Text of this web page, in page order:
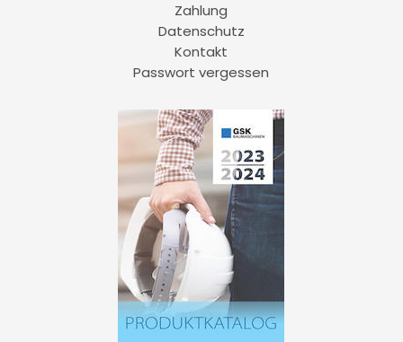
Zahlung
Datenschutz
Kontakt
Passwort vergessen